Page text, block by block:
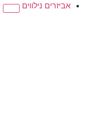
אביזרים נילווים